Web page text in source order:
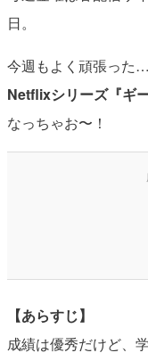
日。
今週もよく頑張った
Netflixシリーズ『ギ
なっちゃお〜！
【あらすじ】
成績は優秀だけど、